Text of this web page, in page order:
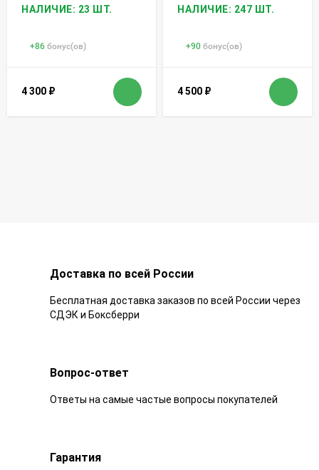
НАЛИЧИЕ: 23 ШТ.
+86 бонус(ов)
4 300 ₽
НАЛИЧИЕ: 247 ШТ.
+90 бонус(ов)
4 500 ₽
Доставка по всей России
Бесплатная доставка заказов по всей России через
СДЭК и Боксберри
Вопрос-ответ
Ответы на самые частые вопросы покупателей
Гарантия